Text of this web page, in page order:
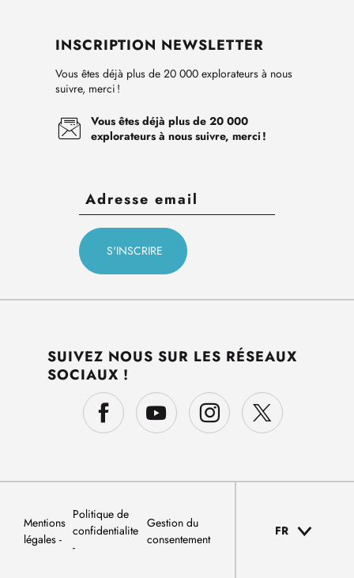
INSCRIPTION NEWSLETTER
Vous êtes déjà plus de 20 000 explorateurs à nous
suivre, merci !
Vous êtes déjà plus de 20 000
explorateurs à nous suivre, merci !
SUIVEZ NOUS SUR LES RÉSEAUX
SOCIAUX !
Mentions
légales
Politique de
confidentialite
Gestion du
consentement
FR